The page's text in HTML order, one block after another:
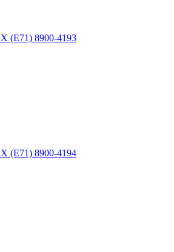
(E71) 8900-4193
(E71) 8900-4194